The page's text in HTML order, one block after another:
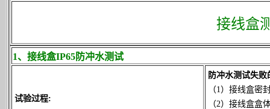
接线盒
1、接线盒IP65防冲水测试
试验过程:
防冲水测试失败
（1）接线盒密
（2）接线盒盒